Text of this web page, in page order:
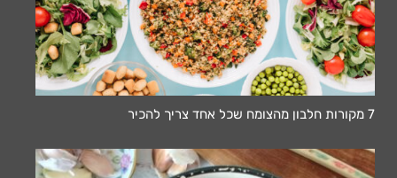
7 מקורות חלבון מהצומח שכל אחד צריך להכיר